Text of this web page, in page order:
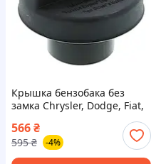
Крышка бензобака без
замка Chrysler, Dodge, Fiat,
(Motorad) ВС Предоплата
566₴
595 ₴ -4%